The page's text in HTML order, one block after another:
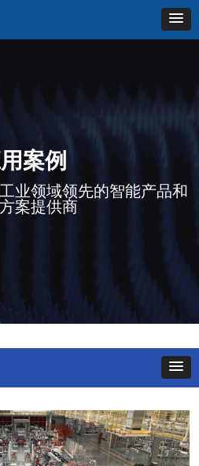
案例
业领域领先的智能产品和
案提供商